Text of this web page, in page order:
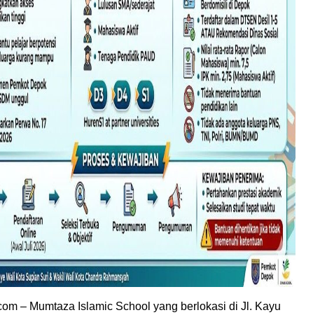
– Mumtaza Islamic School yang berlokasi di Jl. Kayu